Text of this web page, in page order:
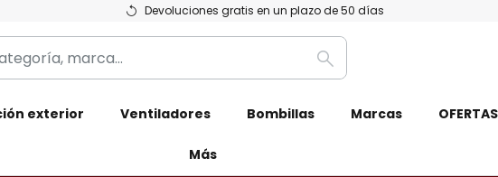
Devoluciones gratis en un plazo de 50 días
Buscar
exterior Ventiladores Bombillas Marcas OFERTAS
Más